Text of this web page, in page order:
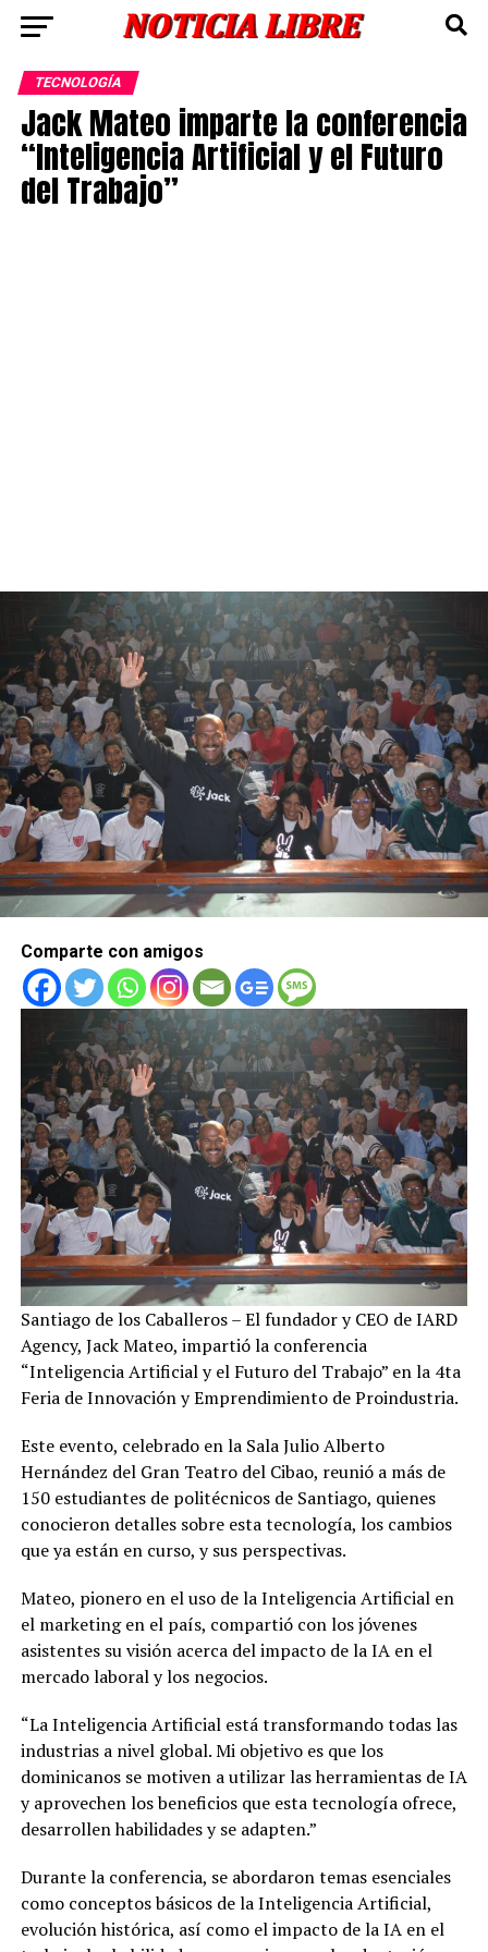
TECNOLOGÍA
Jack Mateo imparte la conferencia
“Inteligencia Artificial y el Futuro
del Trabajo”
Comparte con amigos
Santiago de los Caballeros – El fundador y CEO de IARD
Agency, Jack Mateo, impartió la conferencia
“Inteligencia Artificial y el Futuro del Trabajo” en la 4ta
Feria de Innovación y Emprendimiento de Proindustria.
Este evento, celebrado en la Sala Julio Alberto
Hernández del Gran Teatro del Cibao, reunió a más de
150 estudiantes de politécnicos de Santiago, quienes
conocieron detalles sobre esta tecnología, los cambios
que ya están en curso, y sus perspectivas.
Mateo, pionero en el uso de la Inteligencia Artificial en
el marketing en el país, compartió con los jóvenes
asistentes su visión acerca del impacto de la IA en el
mercado laboral y los negocios.
“La Inteligencia Artificial está transformando todas las
industrias a nivel global. Mi objetivo es que los
dominicanos se motiven a utilizar las herramientas de IA
y aprovechen los beneficios que esta tecnología ofrece,
desarrollen habilidades y se adapten.”
Durante la conferencia, se abordaron temas esenciales
como conceptos básicos de la Inteligencia Artificial,
evolución histórica, así como el impacto de la IA en el